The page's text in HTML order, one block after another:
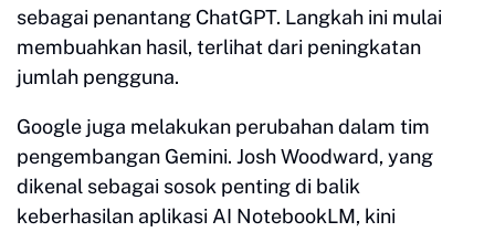
sebagai penantang ChatGPT. Langkah ini mulai
membuahkan hasil, terlihat dari peningkatan
jumlah pengguna.
Google juga melakukan perubahan dalam tim
pengembangan Gemini. Josh Woodward, yang
dikenal sebagai sosok penting di balik
keberhasilan aplikasi AI NotebookLM, kini